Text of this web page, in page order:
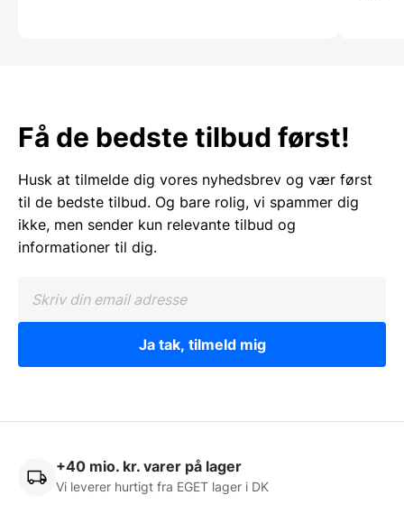
Få de bedste tilbud først!
Husk at tilmelde dig vores nyhedsbrev og vær først
til de bedste tilbud. Og bare rolig, vi spammer dig
ikke, men sender kun relevante tilbud og
informationer til dig.
Ja tak, tilmeld mig
+40 mio. kr. varer på lager
Vi leverer hurtigt fra EGET lager i DK